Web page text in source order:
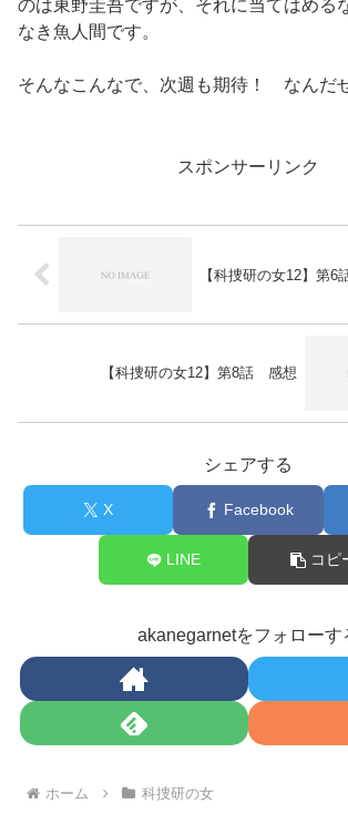
のは東野圭吾ですが、それに当てはめる
なき魚人間です。
そんなこんなで、次週も期待！ なんだ
スポンサーリンク
【科捜研の女12】第
【科捜研の女12】第8話 感想
シェアする
X Facebook
LINE コピ
akanegarnetをフォローす
ホーム 科捜研の女